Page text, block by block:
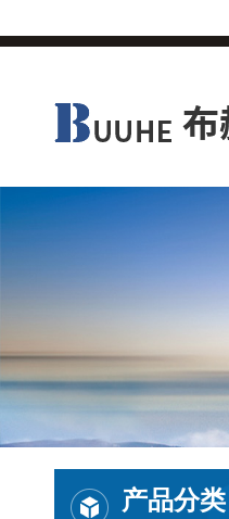
产品分类